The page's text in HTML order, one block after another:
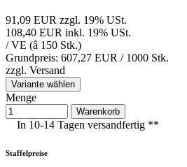
91,09 EUR zzgl. 19% USt.
108,40 EUR inkl. 19% USt.
/ VE (â 150 Stk.)
Grundpreis: 607,27 EUR / 1000 Stk.
zzgl. Versand
Variante wählen
Menge
Warenkorb
In 10-14 Tagen versandfertig **
Staffelpreise